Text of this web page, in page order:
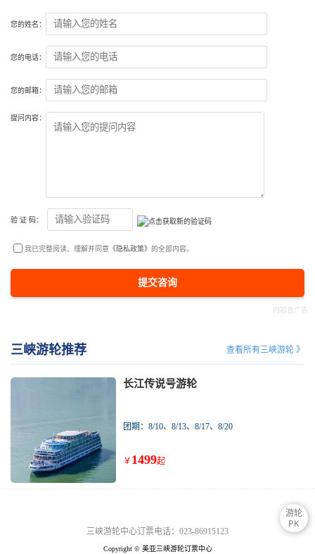
您的姓名：
您的电话：
您的邮箱：
提问内容：
验 证 码：
我已完整阅读、理解并同意 《隐私政策》 的全部内容。
提交咨询
三峡游轮推荐 查看所有三峡游轮 》
长江传说号游轮
团期：8/10、8/13、8/17、8/20
￥ 1499起
三峡游轮中心订票电话：023-86915123
Copyright © 美亚三峡游轮订票中心
游轮
PK